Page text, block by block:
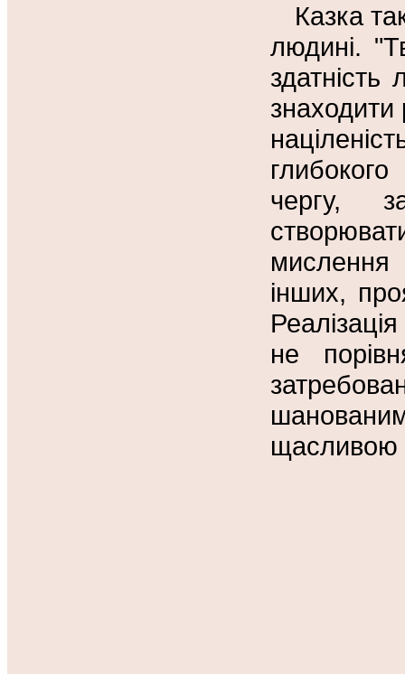
Казка
людині.
здатність
знаходити
чергу,
мислення
інших,
не